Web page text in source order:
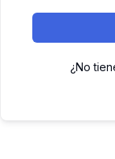
¿No